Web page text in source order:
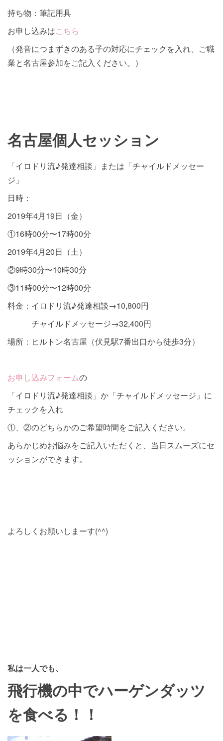
持ち物：筆記用具
お申し込みはこちら
（発音につまずきのある子の対応にチェックを入れ、ご職
業と名古屋参加をご記入ください。）
名古屋個人セッション
「イロドリ流♪発達相談」または「チャイルドメッセー
ジ」
日時：
2019年4月19日（金）
①16時00分〜17時00分
2019年4月20日（土）
②9時30分〜10時30分
③11時00分〜12時00分
料金：イロドリ流♪発達相談→10,800円
チャイルドメッセージ→32,400円
場所：ヒルトン名古屋（伏見駅7番出口から徒歩3分）
お申し込みフォームの
「イロドリ流♪発達相談」か「チャイルドメッセージ」に
チェックを入れ
①、②のどちらかのご希望時間をご記入ください。
あらかじめお悩みをご記入いただくと、当日スムーズにセ
ッションができます。
よろしくお願いしまーす(^^)
私は一人でも、
飛行機の中でハーゲンダッツ
を食べる！！